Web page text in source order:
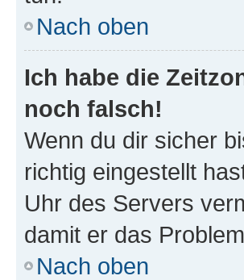
Nach oben
Ich habe die
noch falsch!
Wenn du dir sicher
richtig eingestellt
Uhr des Servers
damit er das
Nach oben